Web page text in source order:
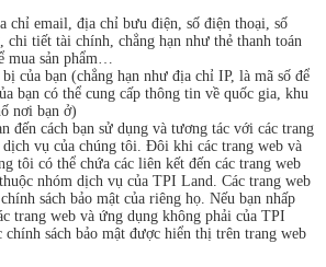
chỉ email, địa chỉ bưu điện, số điện thoại, số
chi tiết tài chính, chẳng hạn như thẻ thanh toán
mua sản phẩm…
của bạn (chẳng hạn như địa chỉ IP, là mã số để
bạn có thể cung cấp thông tin về quốc gia, khu
nơi bạn ở)
đến cách bạn sử dụng và tương tác với các trang
vụ của chúng tôi. Đôi khi các trang web và
tôi có thể chứa các liên kết đến các trang web
nhóm dịch vụ của TPI Land. Các trang web
sách bảo mật của riêng họ. Nếu bạn nhấp
trang web và ứng dụng không phải của TPI
chính sách bảo mật được hiển thị trên trang web